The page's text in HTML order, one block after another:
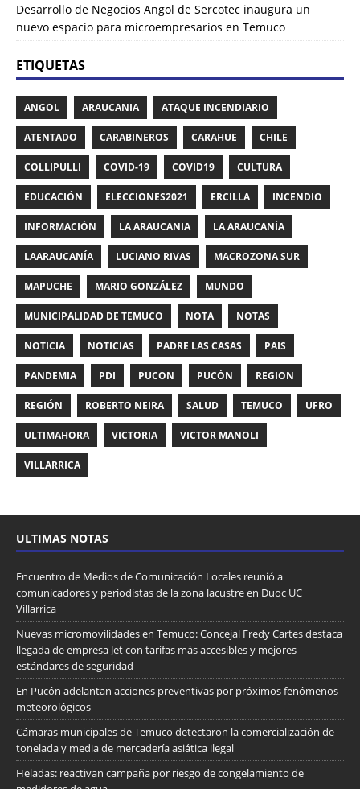
Desarrollo de Negocios Angol de Sercotec inaugura un
nuevo espacio para microempresarios en Temuco
ETIQUETAS
ANGOL ARAUCANIA ATAQUE INCENDIARIO
ATENTADO CARABINEROS CARAHUE CHILE
COLLIPULLI COVID-19 COVID19 CULTURA
EDUCACIÓN ELECCIONES2021 ERCILLA INCENDIO
INFORMACIÓN LA ARAUCANIA LA ARAUCANÍA
LAARAUCANÍA LUCIANO RIVAS MACROZONA SUR
MAPUCHE MARIO GONZÁLEZ MUNDO
MUNICIPALIDAD DE TEMUCO NOTA NOTAS
NOTICIA NOTICIAS PADRE LAS CASAS PAIS
PANDEMIA PDI PUCON PUCÓN REGION
REGIÓN ROBERTO NEIRA SALUD TEMUCO UFRO
ULTIMAHORA VICTORIA VICTOR MANOLI
VILLARRICA
ULTIMAS NOTAS
Encuentro de Medios de Comunicación Locales reunió a
comunicadores y periodistas de la zona lacustre en Duoc UC
Villarrica
Nuevas micromovilidades en Temuco: Concejal Fredy Cartes destaca
llegada de empresa Jet con tarifas más accesibles y mejores
estándares de seguridad
En Pucón adelantan acciones preventivas por próximos fenómenos
meteorológicos
Cámaras municipales de Temuco detectaron la comercialización de
tonelada y media de mercadería asiática ilegal
Heladas: reactivan campaña por riesgo de congelamiento de